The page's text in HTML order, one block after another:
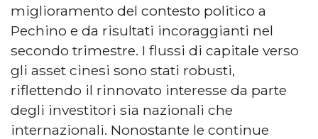
miglioramento del contesto politico a
Pechino e da risultati incoraggianti nel
secondo trimestre. I flussi di capitale verso
gli asset cinesi sono stati robusti,
riflettendo il rinnovato interesse da parte
degli investitori sia nazionali che
internazionali. Nonostante le continue